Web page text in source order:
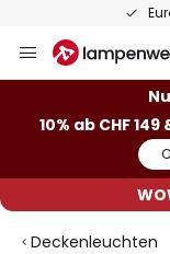
Inhalt
10% ab CHF 149
Deckenleuchten